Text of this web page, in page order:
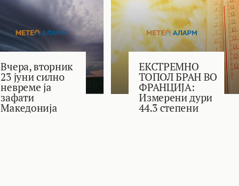
Вчера, вторник
23 јуни силно
невреме ја
зафати
Македонија
ЕКСТРЕМНО
ТОПОЛ БРАН ВО
ФРАНЦИЈА:
Измерени дури
44.3 степени